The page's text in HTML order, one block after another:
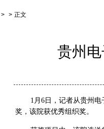
> > 正文
贵州
‌1月6日，记者从贵州
奖，该院获优秀组织奖。